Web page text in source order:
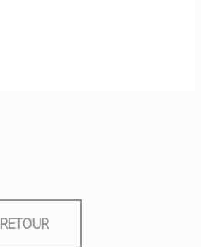
RETOUR